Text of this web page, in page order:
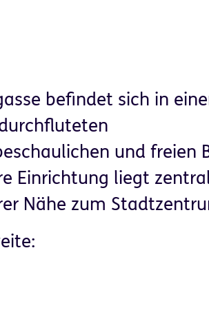
befindet sich in
und freien
Einrichtung liegt
Nähe zum